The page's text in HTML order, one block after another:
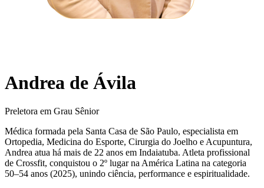
Andrea de Ávila
Preletora em Grau Sênior
Médica formada pela Santa Casa de São Paulo, especialista em
Ortopedia, Medicina do Esporte, Cirurgia do Joelho e Acupuntura,
Andrea atua há mais de 22 anos em Indaiatuba. Atleta profissional
de Crossfit, conquistou o 2º lugar na América Latina na categoria
50–54 anos (2025), unindo ciência, performance e espiritualidade.